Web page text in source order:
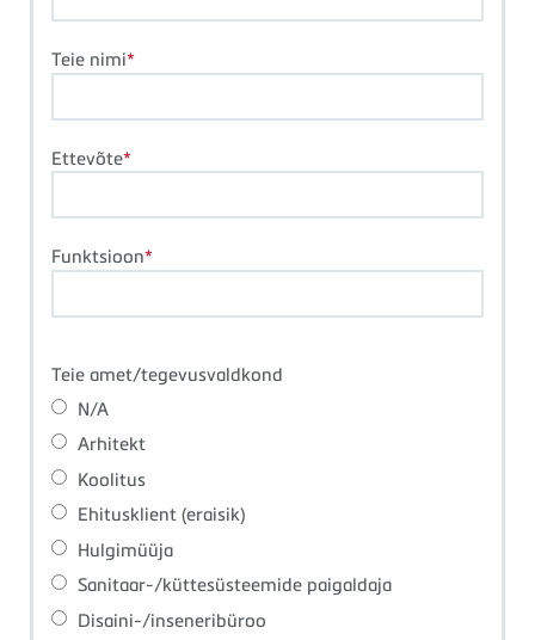
Teie nimi
Ettevõte
Funktsioon
Teie amet/tegevusvaldkond
N/A
Arhitekt
Koolitus
Ehitusklient (eraisik)
Hulgimüüja
Sanitaar-/küttesüsteemide paigaldaja
Disaini-/inseneribüroo